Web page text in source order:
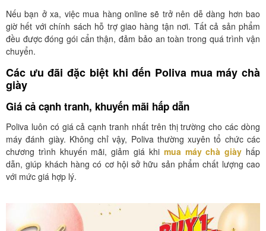
Nếu bạn ở xa, việc mua hàng online sẽ trở nên dễ dàng hơn bao
giờ hết với chính sách hỗ trợ giao hàng tận nơi. Tất cả sản phẩm
đều được đóng gói cẩn thận, đảm bảo an toàn trong quá trình vận
chuyển.
Các ưu đãi đặc biệt khi đến Poliva mua máy chà
giày
Giá cả cạnh tranh, khuyến mãi hấp dẫn
Poliva luôn có giá cả cạnh tranh nhất trên thị trường cho các dòng
máy đánh giày. Không chỉ vậy, Poliva thường xuyên tổ chức các
chương trình khuyến mãi, giảm giá khi mua máy chà giày hấp
dẫn, giúp khách hàng có cơ hội sở hữu sản phẩm chất lượng cao
với mức giá hợp lý.